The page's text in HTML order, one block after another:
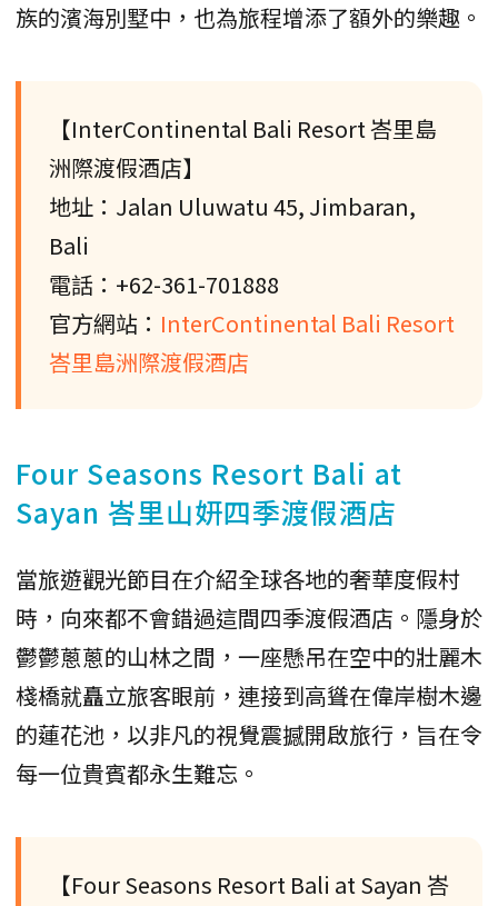
族的濱海別墅中，也為旅程增添了額外的樂趣。
【InterContinental Bali Resort 峇里島
洲際渡假酒店】
地址：Jalan Uluwatu 45, Jimbaran,
Bali
電話：+62-361-701888
官方網站： InterContinental Bali Resort
峇里島洲際渡假酒店
Four Seasons Resort Bali at
Sayan 峇里山妍四季渡假酒店
當旅遊觀光節目在介紹全球各地的奢華度假村
時，向來都不會錯過這間四季渡假酒店。隱身於
鬱鬱蔥蔥的山林之間，一座懸吊在空中的壯麗木
棧橋就矗立旅客眼前，連接到高聳在偉岸樹木邊
的蓮花池，以非凡的視覺震撼開啟旅行，旨在令
每一位貴賓都永生難忘。
【Four Seasons Resort Bali at Sayan 峇